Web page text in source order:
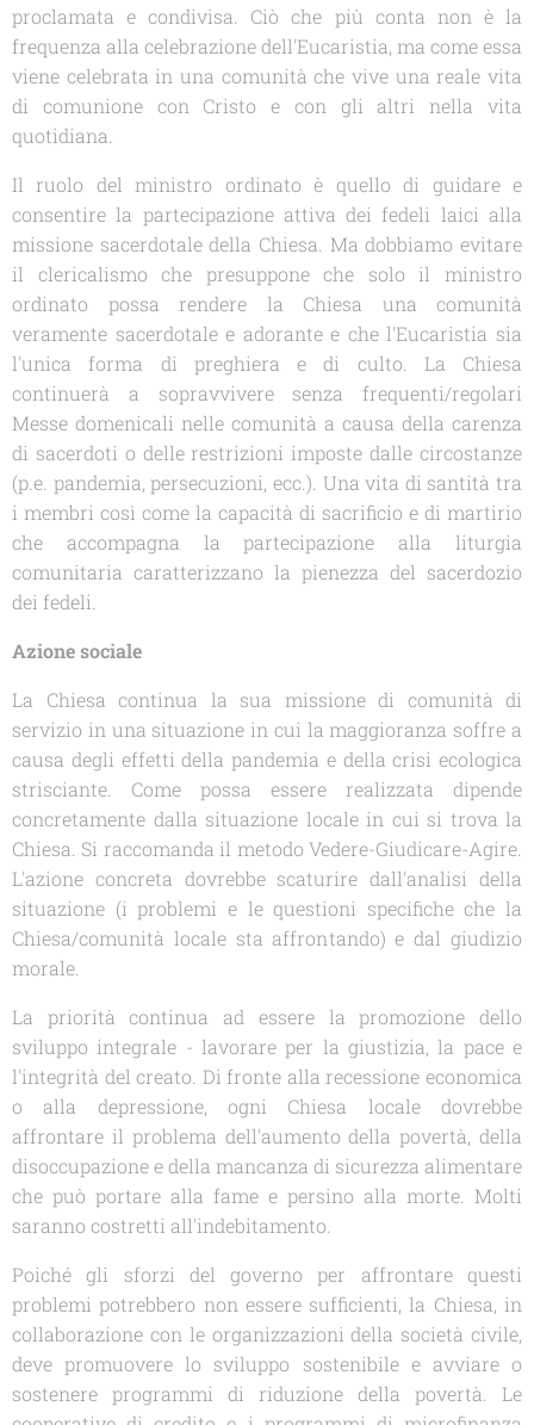
proclamata e condivisa. Ciò che più conta non è la
frequenza alla celebrazione dell'Eucaristia, ma come essa
viene celebrata in una comunità che vive una reale vita
di comunione con Cristo e con gli altri nella vita
quotidiana.
Il ruolo del ministro ordinato è quello di guidare e
consentire la partecipazione attiva dei fedeli laici alla
missione sacerdotale della Chiesa. Ma dobbiamo evitare
il clericalismo che presuppone che solo il ministro
ordinato possa rendere la Chiesa una comunità
veramente sacerdotale e adorante e che l'Eucaristia sia
l'unica forma di preghiera e di culto. La Chiesa
continuerà a sopravvivere senza frequenti/regolari
Messe domenicali nelle comunità a causa della carenza
di sacerdoti o delle restrizioni imposte dalle circostanze
(p.e. pandemia, persecuzioni, ecc.). Una vita di santità tra
i membri così come la capacità di sacrificio e di martirio
che accompagna la partecipazione alla liturgia
comunitaria caratterizzano la pienezza del sacerdozio
dei fedeli.
Azione sociale
La Chiesa continua la sua missione di comunità di
servizio in una situazione in cui la maggioranza soffre a
causa degli effetti della pandemia e della crisi ecologica
strisciante. Come possa essere realizzata dipende
concretamente dalla situazione locale in cui si trova la
Chiesa. Si raccomanda il metodo Vedere-Giudicare-Agire.
L'azione concreta dovrebbe scaturire dall'analisi della
situazione (i problemi e le questioni specifiche che la
Chiesa/comunità locale sta affrontando) e dal giudizio
morale.
La priorità continua ad essere la promozione dello
sviluppo integrale - lavorare per la giustizia, la pace e
l'integrità del creato. Di fronte alla recessione economica
o alla depressione, ogni Chiesa locale dovrebbe
affrontare il problema dell'aumento della povertà, della
disoccupazione e della mancanza di sicurezza alimentare
che può portare alla fame e persino alla morte. Molti
saranno costretti all'indebitamento.
Poiché gli sforzi del governo per affrontare questi
problemi potrebbero non essere sufficienti, la Chiesa, in
collaborazione con le organizzazioni della società civile,
deve promuovere lo sviluppo sostenibile e avviare o
sostenere programmi di riduzione della povertà. Le